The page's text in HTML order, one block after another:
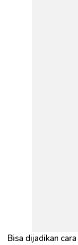
Bisa dijadikan